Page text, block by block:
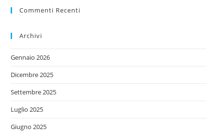
Commenti Recenti
Archivi
Gennaio 2026
Dicembre 2025
Settembre 2025
Luglio 2025
Giugno 2025